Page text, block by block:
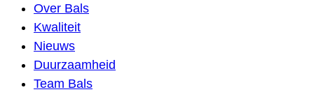
Over Bals
Kwaliteit
Nieuws
Duurzaamheid
Team Bals